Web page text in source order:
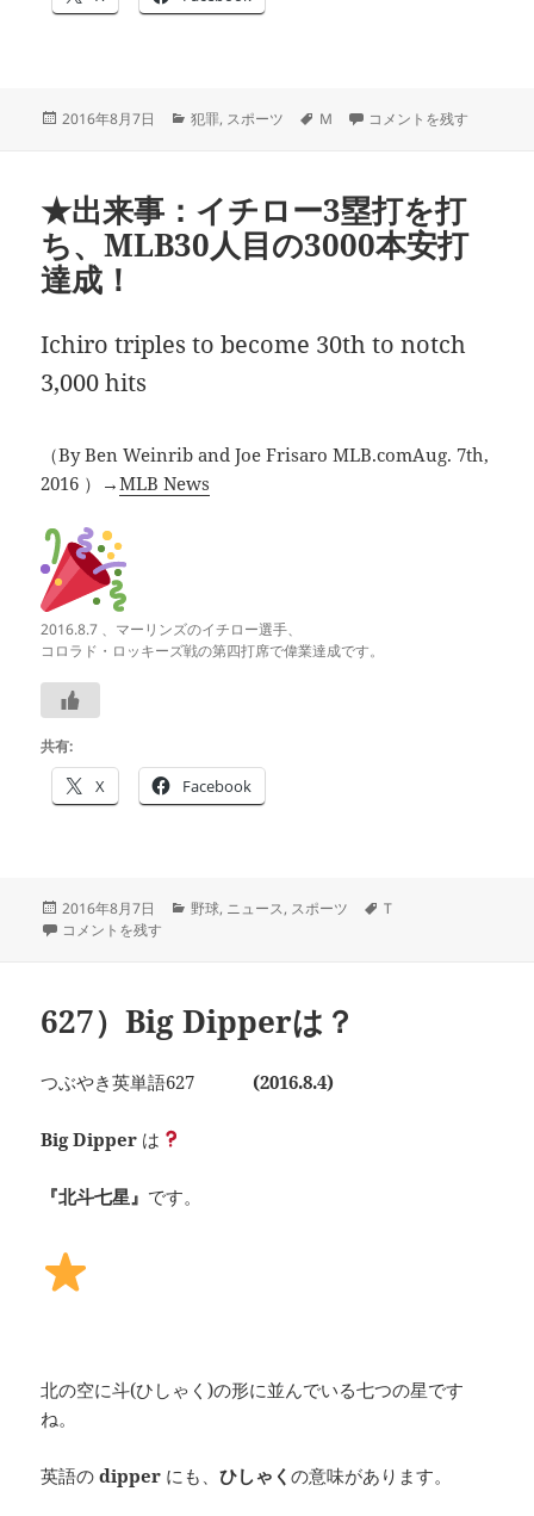
投
2016年8月7日
カ
犯罪, スポーツ
タ
M 629）良い medley 、悪
コメントを残す
★出来事：イチロー3塁打を打
ち、MLB30人目の3000本安打
達成！
Ichiro triples to become 30th to notch
3,000 hits
（By Ben Weinrib and Joe Frisaro MLB.comAug. 7th,
2016 ）→MLB News
2016.8.7 、マーリンズのイチロー選手、
コロラド・ロッキーズ戦の第四打席で偉業達成です。
共有:
X Facebook
投
稿
2016年8月7日
カ
野球, ニュース, スポーツ
タ
T
★出来事：イチロー3塁打を打ち、MLB30人目の3000本安打達成！ に
コメントを残す
627）Big Dipperは？
つぶやき英単語627 (2016.8.4)
Big Dipper は
『北斗七星』 です。
北の空に斗(ひしゃく)の形に並んでいる七つの星です
ね。
英語のdipper にも、ひしゃくの意味があります。